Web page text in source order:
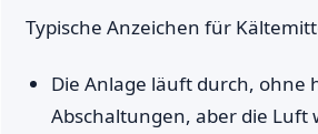
Typische Anzeichen für
Die Anlage läuft durch, ohne
Abschaltungen, aber die Luft